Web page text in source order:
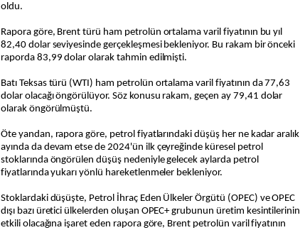
oldu.
Rapora göre, Brent türü ham petrolün ortalama varil fiyatının bu yıl
82,40 dolar seviyesinde gerçekleşmesi bekleniyor. Bu rakam bir önceki
raporda 83,99 dolar olarak tahmin edilmişti.
Batı Teksas türü (WTI) ham petrolün ortalama varil fiyatının da 77,63
dolar olacağı öngörülüyor. Söz konusu rakam, geçen ay 79,41 dolar
olarak öngörülmüştü.
Öte yandan, rapora göre, petrol fiyatlarındaki düşüş her ne kadar aralık
ayında da devam etse de 2024'ün ilk çeyreğinde küresel petrol
stoklarında öngörülen düşüş nedeniyle gelecek aylarda petrol
fiyatlarında yukarı yönlü hareketlenmeler bekleniyor.
Stoklardaki düşüşte, Petrol İhraç Eden Ülkeler Örgütü (OPEC) ve OPEC
dışı bazı üretici ülkelerden oluşan OPEC+ grubunun üretim kesintilerinin
etkili olacağına işaret eden rapora göre, Brent petrolün varil fiyatının